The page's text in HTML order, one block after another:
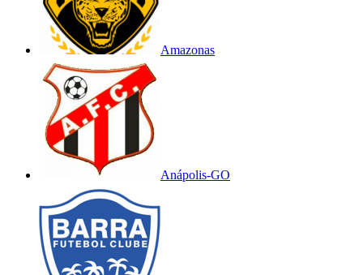
Amazonas
Anápolis-GO